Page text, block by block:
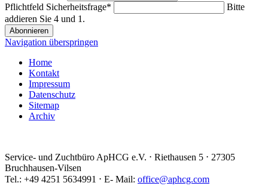
Pflichtfeld Sicherheitsfrage*
Bitte
addieren Sie 4 und 1.
Abonnieren
Navigation überspringen
Home
Kontakt
Impressum
Datenschutz
Sitemap
Archiv
Service- und Zuchtbüro ApHCG e.V. ⋅ Riethausen 5 ⋅ 27305
Bruchhausen-Vilsen
Tel.: +49 4251 5634991 ⋅ E- Mail: office@aphcg.com